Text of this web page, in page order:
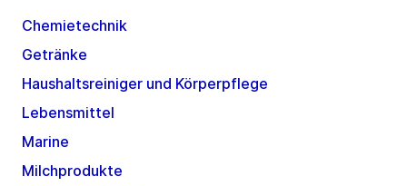
Chemietechnik
Getränke
Haushaltsreiniger und Körperpflege
Lebensmittel
Marine
Milchprodukte